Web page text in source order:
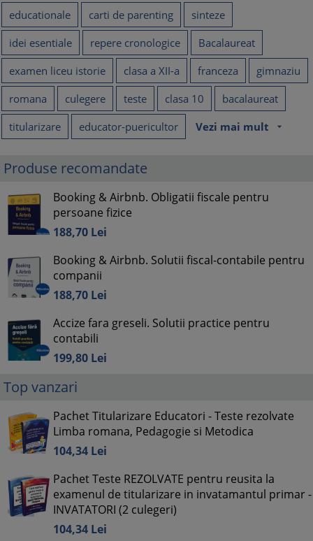
educationale carti de parenting
sinteze
idei esentiale
repere cronologice
Bacalaureat
examen liceu istorie
clasa a XII-a franceza
gimnaziu
romana
culegere teste clasa 10
bacalaureat
titularizare
educator-puericultor Vezi mai mult arrow_drop_down
Produse recomandate
Booking & Airbnb. Obligatii fiscale pentru
persoane fizice
188,70 Lei
Booking & Airbnb. Solutii fiscal-contabile pentru
companii
188,70 Lei
Accize fara greseli. Solutii practice pentru
contabili
199,80 Lei
Top vanzari
Pachet Titularizare Educatori - Teste rezolvate
Limba romana, Pedagogie si Metodica
104,34 Lei
Pachet Teste REZOLVATE pentru reusita la
examenul de titularizare in invatamantul primar -
INVATATORI (2 culegeri)
104,34 Lei